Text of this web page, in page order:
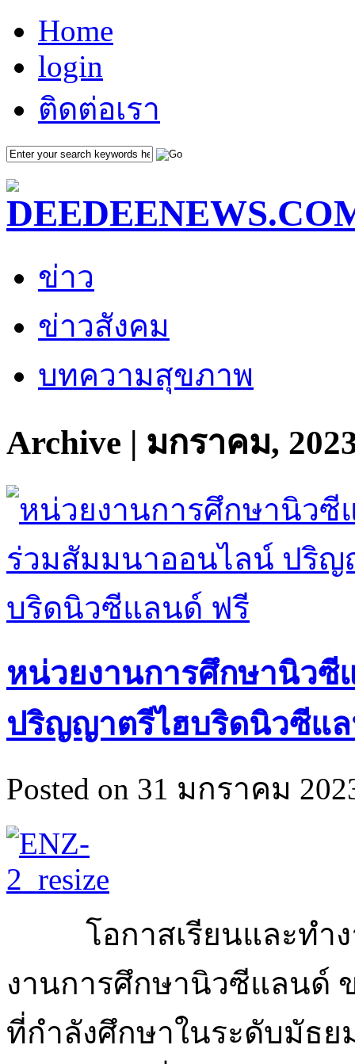
Home
login
ติดต่อเรา
ข่าว
ข่าวสังคม
บทความสุขภาพ
Archive | มกราคม,
หน่วยงานการศึกษานิว
ปริญญาตรีไฮบริดนิวซีแ
Posted on 31 มกราคม
โอกาสเรียนและท
งานการศึกษานิวซีแลนด์
ที่กำลังศึกษาในระดับมัธ